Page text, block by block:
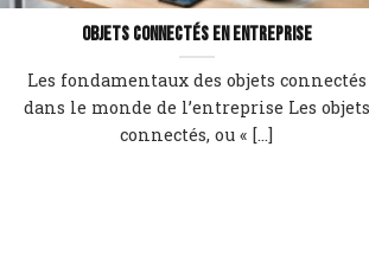
Objets connectés en entreprise
Les fondamentaux des objets connectés
dans le monde de l’entreprise Les objets
connectés, ou « [...]